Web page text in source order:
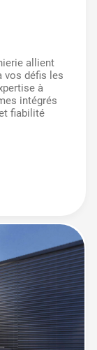
allient
vos défis les
à
intégrés
fiabilité